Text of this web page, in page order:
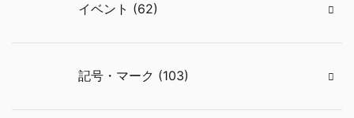
イベント (62)
記号・マーク (103)